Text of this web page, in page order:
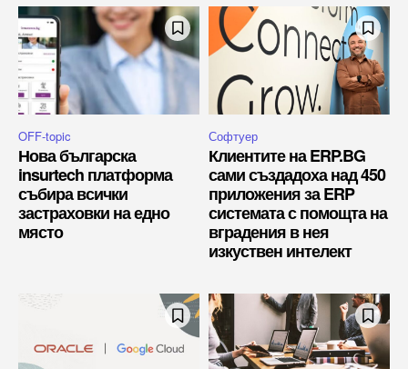
OFF-topic
Нова българска
insurtech платформа
събира всички
застраховки на едно
място
Софтуер
Клиентите на ERP.BG
сами създадоха над 450
приложения за ERP
системата с помощта на
вградения в нея
изкуствен интелект